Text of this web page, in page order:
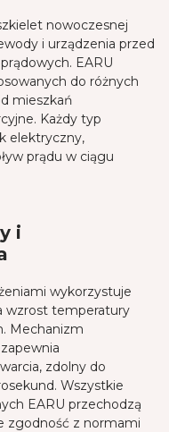
nowoczesnej
i urządzenia przed
EARU
do różnych
mieszkań
Każdy typ
elektryczny,
prądu w ciągu
i
wykorzystuje
wzrost temperatury
Mechanizm
zdolny do
Wszystkie
EARU przechodzą
zgodność z normami